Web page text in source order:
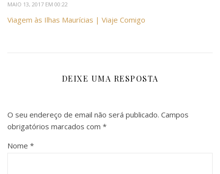
MAIO 13, 2017 EM 00:22
Viagem às Ilhas Maurícias | Viaje Comigo
DEIXE UMA RESPOSTA
O seu endereço de email não será publicado. Campos
obrigatórios marcados com *
Nome *